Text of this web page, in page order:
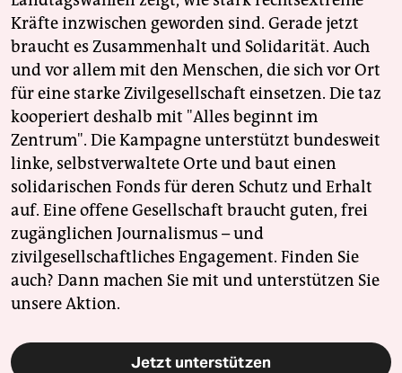
Kräfte inzwischen geworden sind. Gerade jetzt
braucht es Zusammenhalt und Solidarität. Auch
und vor allem mit den Menschen, die sich vor Ort
für eine starke Zivilgesellschaft einsetzen. Die taz
kooperiert deshalb mit "Alles beginnt im
Zentrum". Die Kampagne unterstützt bundesweit
linke, selbstverwaltete Orte und baut einen
solidarischen Fonds für deren Schutz und Erhalt
auf. Eine offene Gesellschaft braucht guten, frei
zugänglichen Journalismus – und
zivilgesellschaftliches Engagement. Finden Sie
auch? Dann machen Sie mit und unterstützen Sie
unsere Aktion.
Jetzt unterstützen